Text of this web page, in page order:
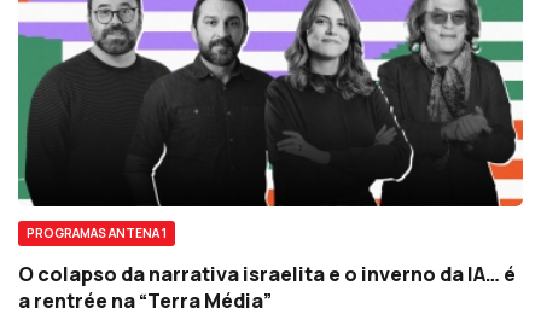
PROGRAMAS ANTENA 1
O colapso da narrativa israelita e o inverno da IA… é
a rentrée na “Terra Média”